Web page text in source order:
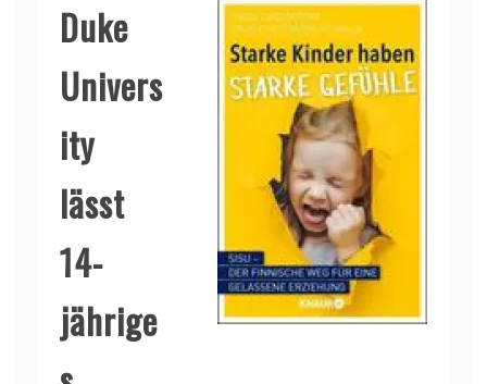
Duke
Univers
ity
lässt
14-
jährige